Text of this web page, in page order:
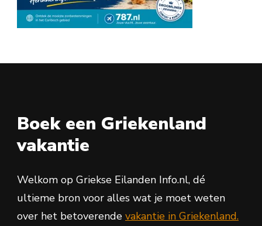
Boek een Griekenland
vakantie
Welkom op Griekse Eilanden Info.nl, dé
ultieme bron voor alles wat je moet weten
over het betoverende vakantie in Griekenland.